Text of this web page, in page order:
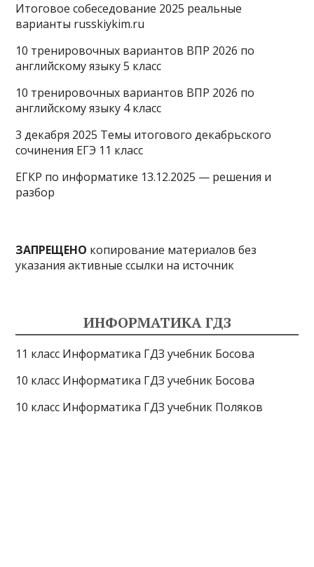
Итоговое собеседование 2025 реальные
варианты russkiykim.ru
10 тренировочных вариантов ВПР 2026 по
английскому языку 5 класс
10 тренировочных вариантов ВПР 2026 по
английскому языку 4 класс
3 декабря 2025 Темы итогового декабрьского
сочинения ЕГЭ 11 класс
ЕГКР по информатике 13.12.2025 — решения и
разбор
ЗАПРЕЩЕНО копирование материалов без
указания активные ссылки на источник
ИНФОРМАТИКА ГДЗ
11 класс Информатика ГДЗ учебник Босова
10 класс Информатика ГДЗ учебник Босова
10 класс Информатика ГДЗ учебник Поляков